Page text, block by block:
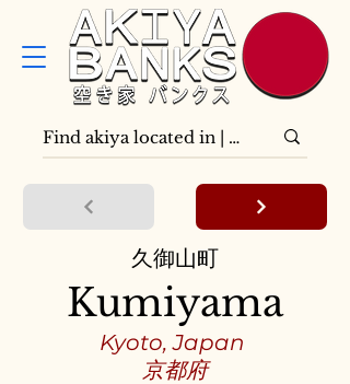
久御山町
Kyoto, Japan
Kumiyama
京都府